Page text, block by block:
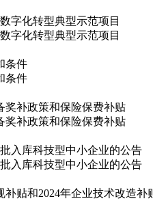
字化转型典型示范项目
字化转型典型示范项目
条件
条件
奖补政策和保险保费补贴
奖补政策和保险保费补贴
入库科技型中小企业的公告
入库科技型中小企业的公告
补贴和2024年企业技术改造